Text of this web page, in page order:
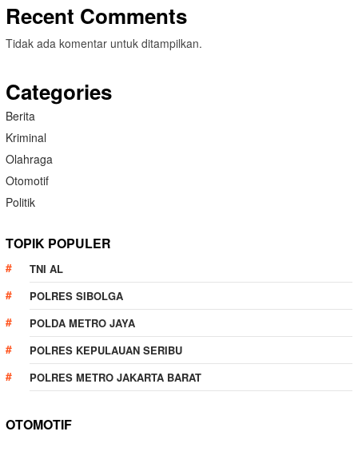
Recent Comments
Tidak ada komentar untuk ditampilkan.
Categories
Berita
Kriminal
Olahraga
Otomotif
Politik
TOPIK POPULER
TNI AL
POLRES SIBOLGA
POLDA METRO JAYA
POLRES KEPULAUAN SERIBU
POLRES METRO JAKARTA BARAT
OTOMOTIF